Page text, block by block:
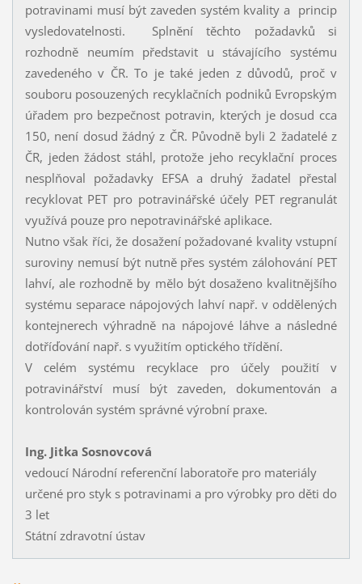
potravinami musí být zaveden systém kvality a princip
vysledovatelnosti. Splnění těchto požadavků si
rozhodně neumím představit u stávajícího systému
zavedeného v ČR. To je také jeden z důvodů, proč v
souboru posouzených recyklačních podniků Evropským
úřadem pro bezpečnost potravin, kterých je dosud cca
150, není dosud žádný z ČR. Původně byli 2 žadatelé z
ČR, jeden žádost stáhl, protože jeho recyklační proces
nesplňoval požadavky EFSA a druhý žadatel přestal
recyklovat PET pro potravinářské účely PET regranulát
využívá pouze pro nepotravinářské aplikace.
Nutno však říci, že dosažení požadované kvality vstupní
suroviny nemusí být nutně přes systém zálohování PET
lahví, ale rozhodně by mělo být dosaženo kvalitnějšího
systému separace nápojových lahví např. v oddělených
kontejnerech výhradně na nápojové láhve a následné
dotříďování např. s využitím optického třídění.
V celém systému recyklace pro účely použití v
potravinářství musí být zaveden, dokumentován a
kontrolován systém správné výrobní praxe.
Ing. Jitka Sosnovcová
vedoucí Národní referenční laboratoře pro materiály
určené pro styk s potravinami a pro výrobky pro děti do
3 let
Státní zdravotní ústav